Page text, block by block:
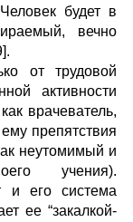
будет в
вечно
от трудовой
активности
врачеватель,
препятствия
неутомимый и
учения).
и его система
ее “закалкой-